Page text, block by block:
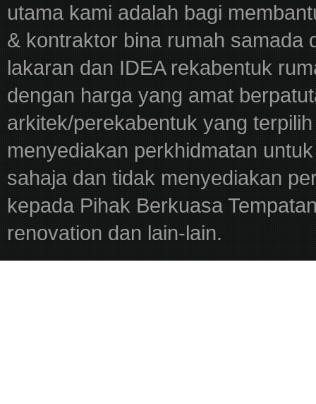
utama kami adalah bagi
& kontraktor bina rumah samada
lakaran dan IDEA rekabentuk
dengan harga yang amat
arkitek/perekabentuk yang
menyediakan perkhidmatan
sahaja dan tidak menyediakan
kepada Pihak Berkuasa
renovation dan lain-lain.